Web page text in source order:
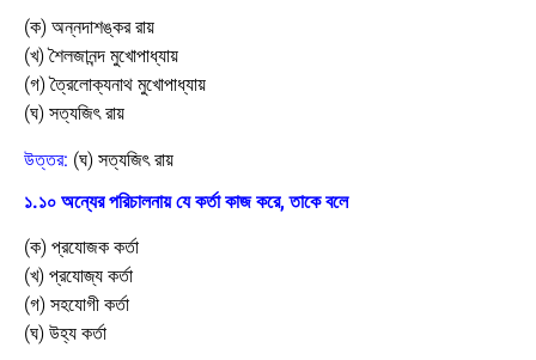
(ক) অন্নদাশঙ্কর রায়
(খ) শৈলজানন্দ মুখোপাধ্যায়
(গ) ত্রৈলোক্যনাথ মুখোপাধ্যায়
(ঘ) সত্যজিৎ রায়
উত্তর: (ঘ) সত্যজিৎ রায়
১.১০ অন্যের পরিচালনায় যে কর্তা কাজ করে, তাকে বলে
(ক) প্রযোজক কর্তা
(খ) প্রযোজ্য কর্তা
(গ) সহযোগী কর্তা
(ঘ) উহ্য কর্তা